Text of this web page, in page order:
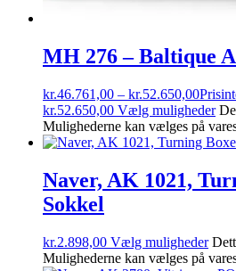
MH 276 – Baltique
kr.46.761,00 – kr.52.650,00
kr.52.650,00 Vælg muligheder
Mulighederne kan vælges på
Naver, AK 1021,
Sokkel
kr.2.898,00 Vælg muligheder
Mulighederne kan vælges på